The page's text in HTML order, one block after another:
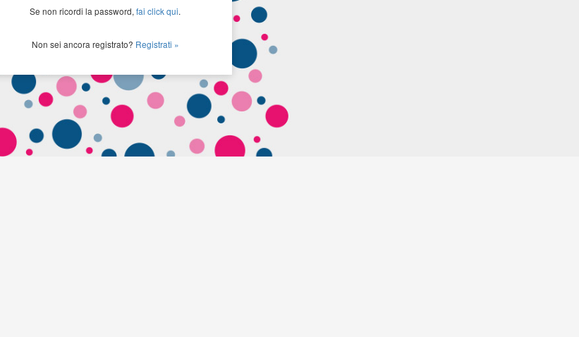
Se non ricordi la password, fai click qui.
Non sei ancora registrato? Registrati »